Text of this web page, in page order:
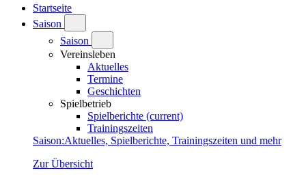
Startseite
Saison
Saison
Vereinsleben
Aktuelles
Termine
Geschichten
Spielbetrieb
Spielberichte (current)
Trainingszeiten
Saison:Aktuelles, Spielberichte, Trainingszeiten und mehr
Zur Übersicht